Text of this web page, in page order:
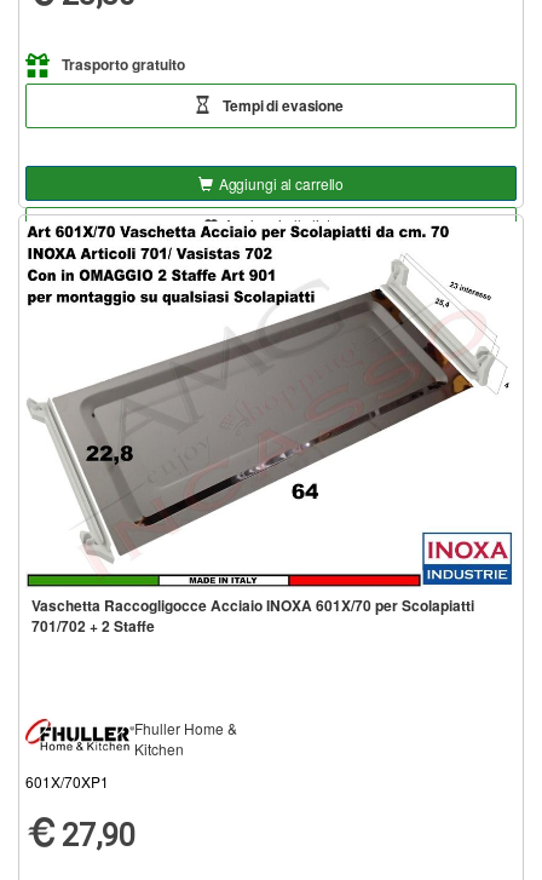
Trasporto gratuito
Tempi di evasione
Aggiungi al carrello
Aggiungi alla lista
Vaschetta Raccogligocce Acciaio INOXA 601X/70 per Scolapiatti
701/702 + 2 Staffe
Fhuller Home &
Kitchen
601X/70XP1
27,90